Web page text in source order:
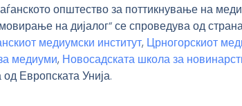
општество за поттикнување на
на дијалог“ се спроведува од
медиумски институт, Црногорскиот
медиуми, Новосадската школа за
Европската Унија.